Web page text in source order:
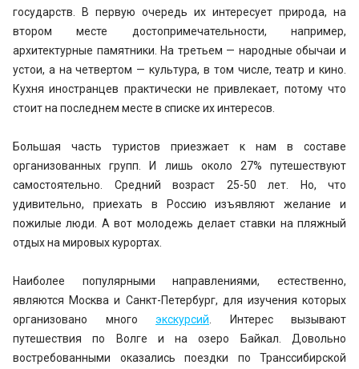
государств. В первую очередь их интересует природа, на
втором месте достопримечательности, например,
архитектурные памятники. На третьем — народные обычаи и
устои, а на четвертом — культура, в том числе, театр и кино.
Кухня иностранцев практически не привлекает, потому что
стоит на последнем месте в списке их интересов.
Большая часть туристов приезжает к нам в составе
организованных групп. И лишь около 27% путешествуют
самостоятельно. Средний возраст 25-50 лет. Но, что
удивительно, приехать в Россию изъявляют желание и
пожилые люди. А вот молодежь делает ставки на пляжный
отдых на мировых курортах.
Наиболее популярными направлениями, естественно,
являются Москва и Санкт-Петербург, для изучения которых
организовано много экскурсий . Интерес вызывают
путешествия по Волге и на озеро Байкал. Довольно
востребованными оказались поездки по Транссибирской